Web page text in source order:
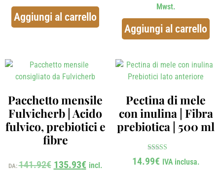
Aggiungi al carrello
Mwst.
Aggiungi al carrello
Pacchetto mensile
Fulvicherb | Acido
fulvico, prebiotici e
fibre
DA:141.92€ 135.93€ incl.
Pectina di mele
con inulina | Fibra
prebiotica | 500 ml
Voto
5.00
14.99€ IVA inclusa.